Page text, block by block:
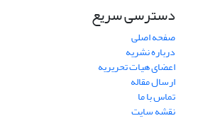
دسترسی سریع
صفحه اصلی
درباره نشریه
اعضای هیات تحریریه
ارسال مقاله
تماس با ما
نقشه سایت